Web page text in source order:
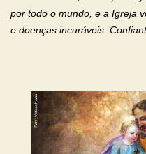
de te...
por todo o mundo, e a Igreja
e doenças incuráveis.
Queremos sempre lembrar-
e invocar-vos como nosso
bem de nossas almas. São
aqueles que invocam o